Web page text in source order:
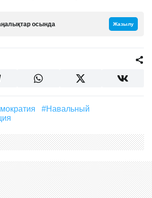
осында Жазылу
#Навальный